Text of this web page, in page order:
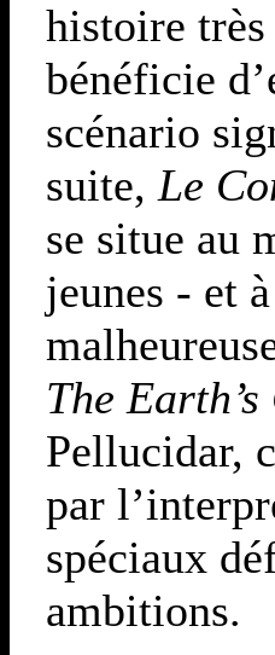
histoire très
bénéficie
scénario
suite, Le
se situe au
jeunes - et
The
Pellucidar,
par
spéciaux
ambitions.